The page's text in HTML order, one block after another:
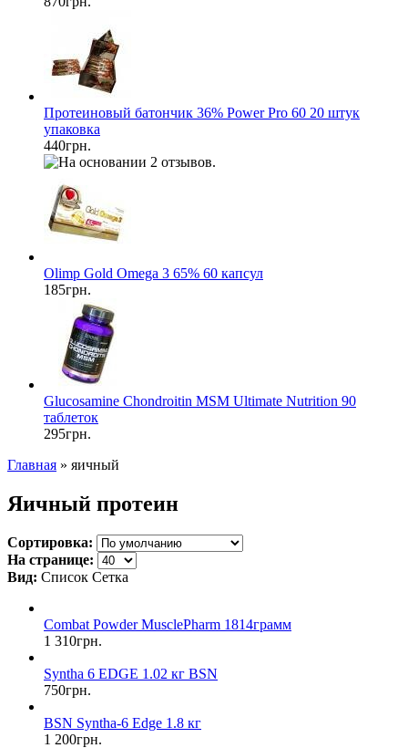
Протеиновый батончик 36% Power Pro 60 20 штук
упаковка
440грн.
Olimp Gold Omega 3 65% 60 капсул
185грн.
Glucosamine Chondroitin MSM Ultimate Nutrition 90
таблеток
295грн.
Главная » яичный
Яичный протеин
Сортировка:
На странице:
Вид: Список Сетка
Combat Powder MusclePharm 1814грамм
1 310грн.
Syntha 6 EDGE 1.02 кг BSN
750грн.
BSN Syntha-6 Edge 1.8 кг
1 200грн.